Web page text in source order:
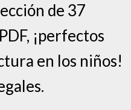
de 37
¡perfectos
en los niños!